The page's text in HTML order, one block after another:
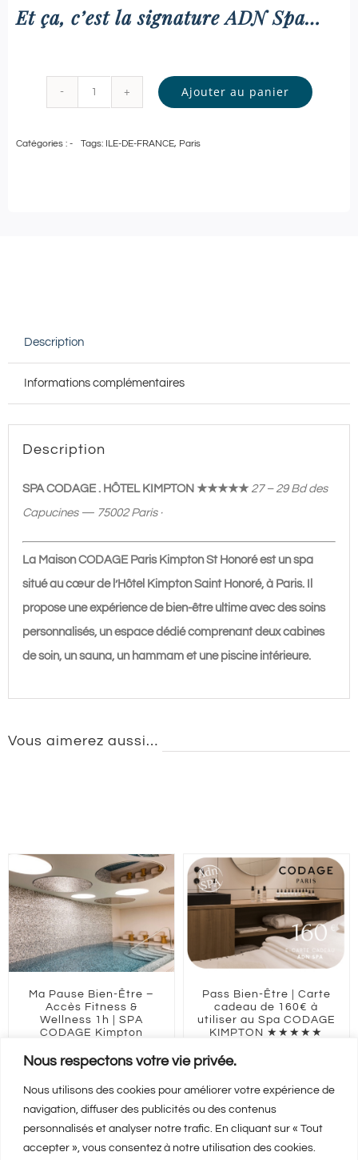
Nous respectons votre vie privée.
Nous utilisons des cookies pour améliorer votre expérience de
navigation, diffuser des publicités ou des contenus
personnalisés et analyser notre trafic. En cliquant sur « Tout
accepter », vous consentez à notre utilisation des cookies.
Et ça, c’est la signature ADN Spa…
Pass
utiliser
au
Ajouter au panier
Catégories : - Tags: ILE-DE-FRANCE, Paris
Description
Informations complémentaires
Description
SPA CODAGE . HÔTEL KIMPTON ★★★★★ 27 – 29 Bd des
Capucines — 75002 Paris ·
La Maison CODAGE Paris Kimpton St Honoré est un spa
situé au cœur de l’Hôtel Kimpton Saint Honoré, à Paris. Il
propose une expérience de bien-être ultime avec des soins
personnalisés, un espace dédié comprenant deux cabines
de soin, un sauna, un hammam et une piscine intérieure.
Vous aimerez aussi…
Ma Pause Bien-Être –
Accès Fitness &
Wellness 1h | SPA
CODAGE Kimpton
semaine
Détails
Pass Bien-Être | Carte
cadeau de 160€ à
utiliser au Spa CODAGE
KIMPTON ★★★★★
Ajouter au panier
Détails